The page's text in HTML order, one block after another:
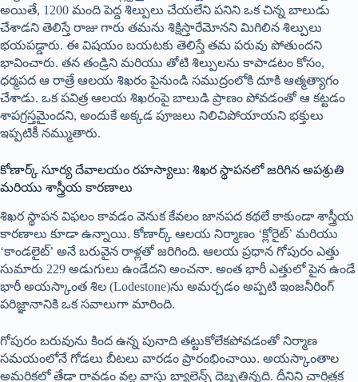
అయితే, 1200 మంది పెద్ద శిల్పులు చేయలేని పనిని ఒక చిన్న బాలుడు
చేశాడని తెలిస్తే రాజు గారు తమను శిక్షిస్తారేమోనని మిగిలిన శిల్పులు
భయపడ్డారు. ఈ విషయం బయటకు తెలిస్తే తమ పరువు పోతుందని
భావించారు. తన తండ్రిని మరియు తోటి శిల్పులను కాపాడటం కోసం,
ధర్మపద ఆ రాత్రే ఆలయ శిఖరం పైనుండి సముద్రంలోకి దూకి ఆత్మత్యాగం
చేశాడు. ఒక పవిత్ర ఆలయ శిఖరంపై బాలుడి ప్రాణం పోవడంతో ఆ కట్టడం
శాపగ్రస్తమైందని, అందుకే అక్కడ పూజలు నిలిచిపోయాయని భక్తులు
ఇప్పటికీ నమ్ముతారు.
కోణార్క్ సూర్య దేవాలయం రహస్యాలు: శిఖర స్థాపనలో జరిగిన అపశ్రుతి
మరియు శాస్త్రీయ కారణాలు
శిఖర స్థాపన విఫలం కావడం వెనుక కేవలం జానపద కథలే కాకుండా శాస్త్రీయ
కారణాలు కూడా ఉన్నాయి. కోణార్క్ ఆలయ నిర్మాణం ‘క్లోరైట్’ మరియు
‘కాండలైట్’ అనే బరువైన రాళ్లతో జరిగింది. ఆలయ ప్రధాన గోపురం ఎత్తు
సుమారు 229 అడుగులు ఉండేదని అంచనా. అంత భారీ ఎత్తులో పైన ఉండే
భారీ అయస్కాంత శిల (Lodestone)ను అమర్చడం అప్పటి ఇంజనీరింగ్
పరిజ్ఞానానికి ఒక సవాలుగా మారింది.
గోపురం బరువును కింద ఉన్న పునాది తట్టుకోలేకపోవడంతో నిర్మాణ
సమయంలోనే గోడలు బీటలు వారడం ప్రారంభించాయి. అయస్కాంతాల
అమరికలో తేడా రావడం వల్ల వాస్తు బ్యాలెన్స్ దెబ్బతిన్నది. దీనిని చారిత్రక